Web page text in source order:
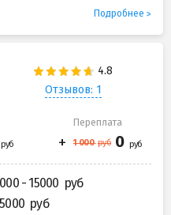
Подробнее
Отзывов: 1
Переплата
- 15000